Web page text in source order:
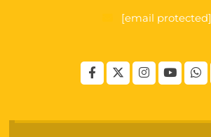
[email protected]